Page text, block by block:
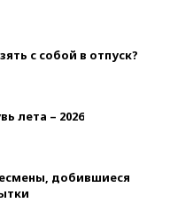
с собой в отпуск?
лета – 2026
добившиеся